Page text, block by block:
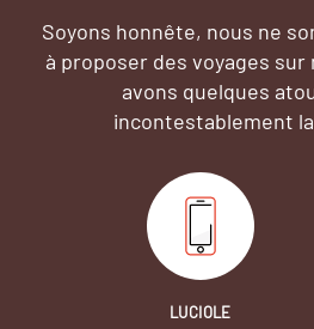
Soyons honnête, nous ne
à proposer des voyages sur
avons quelques
incontestablement
LUCIOLE